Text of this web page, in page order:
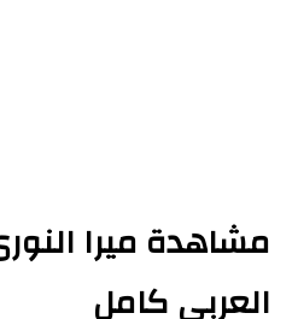
ميرا النورى
كامل